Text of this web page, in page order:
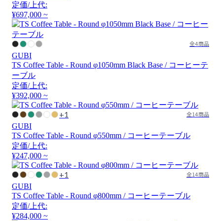
定価/上代:
¥697,000 ~
全4商品
GUBI
TS Coffee Table - Round φ1050mm Black Base / コーヒーテ
ーブル
定価/上代:
¥392,000 ~
+1 全14商品
GUBI
TS Coffee Table - Round φ550mm / コーヒーテーブル
定価/上代:
¥247,000 ~
+1 全14商品
GUBI
TS Coffee Table - Round φ800mm / コーヒーテーブル
定価/上代:
¥284,000 ~